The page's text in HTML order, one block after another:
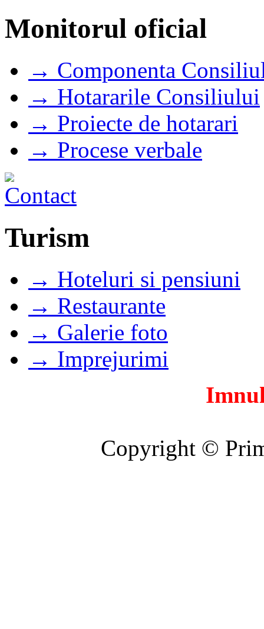
Monitorul oficial
→ Componenta
→ Hotararile Consiliului
→ Proiecte de hotarari
→ Procese verbale
Turism
→ Hoteluri si pensiuni
→ Restaurante
→ Galerie foto
→ Imprejurimi
Copyright ©